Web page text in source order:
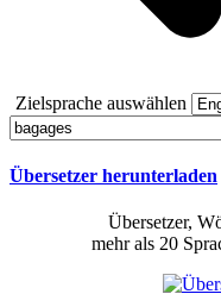
Zielsprache auswählen
Übersetzer herunterladen
Übersetzer,
mehr als 20